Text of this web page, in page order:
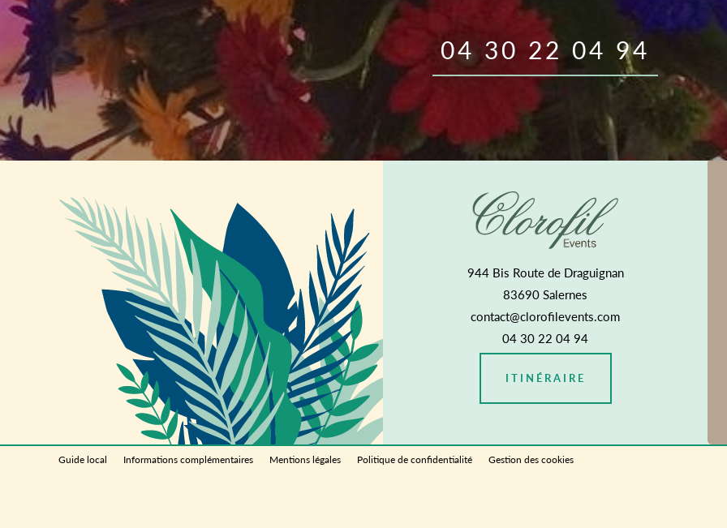
04 30 22 04 94
944 Bis Route de Draguignan
83690 Salernes
contact@clorofilevents.com
04 30 22 04 94
ITINÉRAIRE
Guide local Informations complémentaires Mentions légales Politique de confidentialité Gestion des cookies